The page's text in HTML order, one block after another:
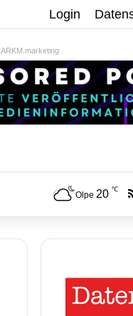
Login
ARKM.marketing
Olpe 20 ℃